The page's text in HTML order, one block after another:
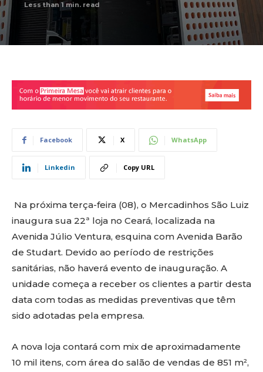
Less than 1 min. read
Facebook X WhatsApp
Linkedin Copy URL
Na próxima terça-feira (08), o Mercadinhos São Luiz
inaugura sua 22ª loja no Ceará, localizada na
Avenida Júlio Ventura, esquina com Avenida Barão
de Studart. Devido ao período de restrições
sanitárias, não haverá evento de inauguração. A
unidade começa a receber os clientes a partir desta
data com todas as medidas preventivas que têm
sido adotadas pela empresa.
A nova loja contará com mix de aproximadamente
10 mil itens, com área do salão de vendas de 851 m²,